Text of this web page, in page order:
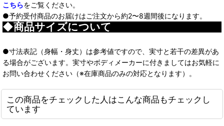
こちらをご覧ください。
●予約受付商品のお届けはご注文から約2〜8週間後になります。
◆商品サイズについて
●寸法表記（身幅・身丈）は参考値ですので、実寸と若干の差異があ
る場合がございます。実寸やボディメーカーに付きましてはお気軽に
お問い合わせください（※在庫商品のみの対応となります）。
この商品をチェックした人はこんな商品もチェックし
ています